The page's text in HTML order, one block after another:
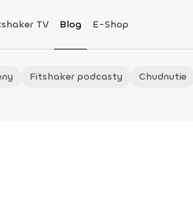
TV Blog E-Shop
Fitshaker podcasty Chudnutie